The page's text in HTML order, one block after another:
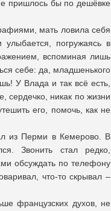
пришлось бы по дешёвке
мать ловила себя
погружаясь в
вспоминая лишь
себе: да, младшенького
У Влада и так всё есть,
сердечко, никак по жизни
его, помочь, как не
из Перми в Кемерово. В
Звонить стал редко,
обсуждать по телефону
что-то скрывал –
французских духов, не